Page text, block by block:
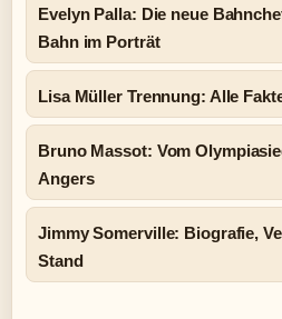
Evelyn Palla: Die neue
Bahn im Porträt
Lisa Müller Trennung: Alle
Bruno Massot: Vom
Angers
Jimmy Somerville: Biografie,
Stand